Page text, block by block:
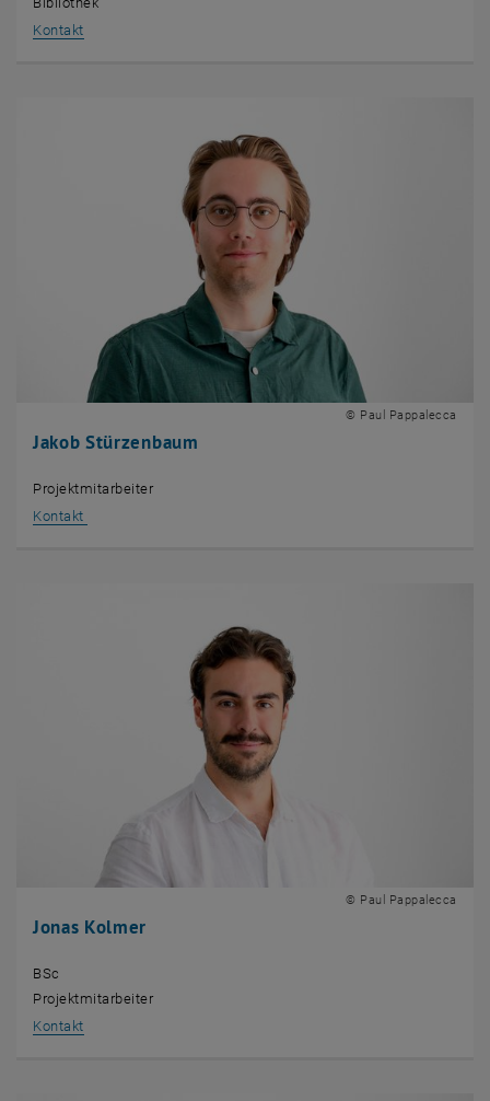
Kontakt, öffnet eine externe URL in einem neuen Fenster
Jakob Stürzenbaum
© Paul Pappalecca
Projektmitarbeiter
Kontakt
Jonas Kolmer
© Paul Pappalecca
BSc
Projektmitarbeiter
Kontakt, öffnet eine externe URL in einem neuen Fenster